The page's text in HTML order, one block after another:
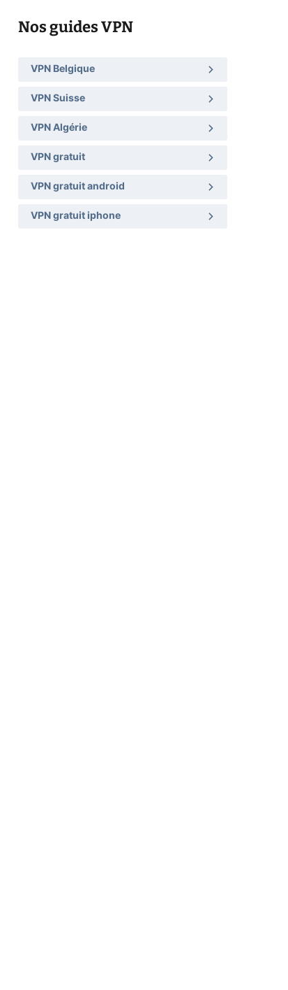
Nos guides VPN
VPN Belgique
VPN Suisse
VPN Algérie
VPN gratuit
VPN gratuit android
VPN gratuit iphone